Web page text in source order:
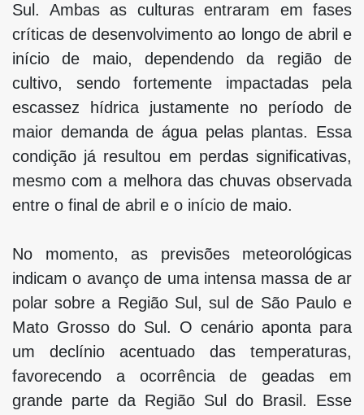
Sul. Ambas as culturas entraram em fases
críticas de desenvolvimento ao longo de abril e
início de maio, dependendo da região de
cultivo, sendo fortemente impactadas pela
escassez hídrica justamente no período de
maior demanda de água pelas plantas. Essa
condição já resultou em perdas significativas,
mesmo com a melhora das chuvas observada
entre o final de abril e o início de maio.
No momento, as previsões meteorológicas
indicam o avanço de uma intensa massa de ar
polar sobre a Região Sul, sul de São Paulo e
Mato Grosso do Sul. O cenário aponta para
um declínio acentuado das temperaturas,
favorecendo a ocorrência de geadas em
grande parte da Região Sul do Brasil. Esse